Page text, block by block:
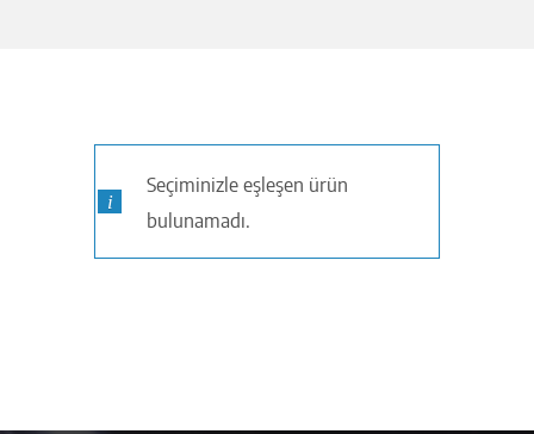
Seçiminizle eşleşen ürün
bulunamadı.